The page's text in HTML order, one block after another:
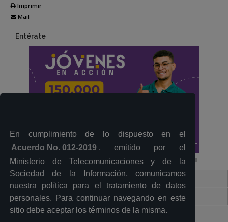
En cumplimiento de lo dispuesto en el
Acuerdo No. 012-2019 , emitido por el
Ministerio de Telecomunicaciones y de la
Sociedad de la Información, comunicamos
nuestra política para el tratamiento de datos
personales. Para continuar navegando en este
sitio debe aceptar los términos de la misma.
Imprimir
Mail
Entérate
Contacto Ciudadano Digital
Portal Trámites Ciudadanos
Sistema Nacional de Información (SNI)